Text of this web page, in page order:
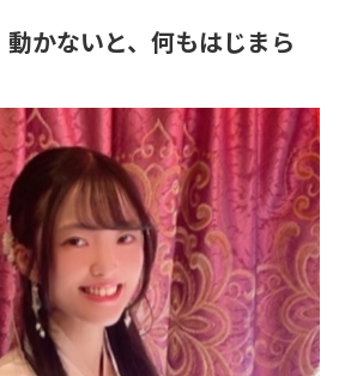
動かないと、何もはじまら